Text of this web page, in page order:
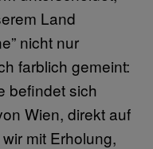
Land
nicht nur
farblich gemeint:
befindet sich
Wien, direkt auf
mit Erholung,